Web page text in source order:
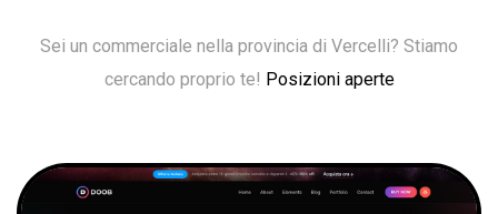
Sei un commerciale nella provincia di Vercelli? Stiamo
cercando proprio te! Posizioni aperte